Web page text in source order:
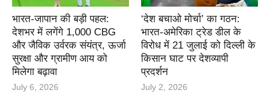
भारत-जापान की बड़ी पहल:
देशभर में लगेंगे 1,000 CBG
और जैविक उर्वरक संयंत्र, ऊर्जा
सुरक्षा और ग्रामीण आय को
मिलेगा बढ़ावा
July 6, 2026
‘देश बचाओ मोर्चा’ का गठन:
भारत-अमेरिका ट्रेड डील के
विरोध में 21 जुलाई को दिल्ली के
किसान घाट पर देशव्यापी
प्रदर्शन
July 2, 2026